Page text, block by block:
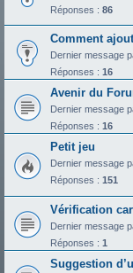
Réponses : 86
Comment
Dernier message
Réponses : 16
Avenir du
Dernier message
Réponses : 16
Petit jeu
Dernier message
Réponses : 151
Vérification
Dernier message
Réponses : 1
Suggestion